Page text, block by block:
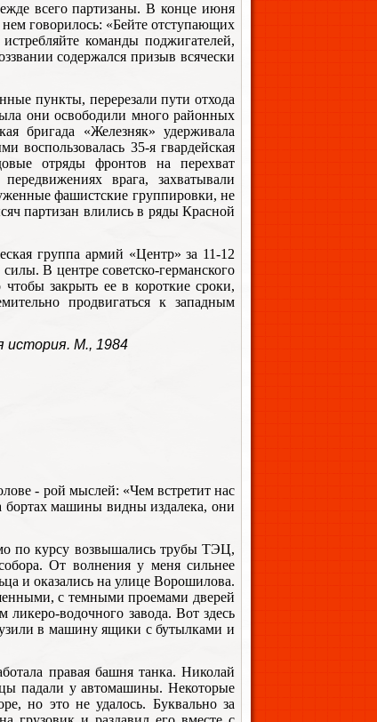
всего партизаны. В конце июня
говорилось: «Бейте отступающих
команды поджигателей,
содержался призыв всячески
пункты, перерезали пути отхода
они освободили много районных
бригада «Железняк» удерживала
воспользовалась 35-я гвардейская
отряды фронтов на перехват
врага, захватывали
фашистские группировки, не
партизан влились в ряды Красной
группа армий «Центр» за 11-12
В центре советско-германского
закрыть ее в короткие сроки,
продвигаться к западным
история. М., 1984
- рой мыслей: «Чем встретит нас
бортах машины видны издалека, они
по курсу возвышались трубы ТЭЦ,
От волнения у меня сильнее
и оказались на улице Ворошилова.
с темными проемами дверей
водочного завода. Вот здесь
в машину ящики с бутылками и
правая башня танка. Николай
падали у автомашины. Некоторые
но это не удалось. Буквально за